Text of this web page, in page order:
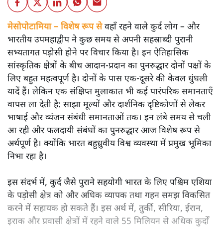
मेसोपोटामिया – विशेष रूप सेवहाँ रहने वाले कुर्द लोग – और
भारतीय उपमहाद्वीप ने कुछ समय से अपनी सहस्राब्दी पुरानी
सभ्यतागत पड़ोसी होने पर विचार किया है। इन ऐतिहासिक
सांस्कृतिक क्षेत्रों के बीच आदान-प्रदान का पुनरुद्धार दोनों पक्षों के
लिए बहुत महत्वपूर्ण है। दोनों के पास एक-दूसरे की केवल धुंधली
यादें हैं। लेकिन एक संक्षिप्त मुलाकात भी कई पारंपरिक समानताएँ
वापस ला देती है: साझा मूल्यों और दार्शनिक दृष्टिकोणों से लेकर
भाषाई और व्यंजन संबंधी समानताओं तक। इन लंबे समय से चली
आ रही और फलदायी संबंधों का पुनरुद्धार आज विशेष रूप से
अर्थपूर्ण है। क्योंकि भारत बहुध्रुवीय विश्व व्यवस्था में प्रमुख भूमिका
निभा रहा है।
इस संदर्भ में, कुर्द जैसे पुराने सहयोगी भारत के लिए पश्चिम एशिया
के पड़ोसी क्षेत्र को और अधिक व्यापक तथा गहन समझ विकसित
करने में सहायक हो सकते हैं। इस अर्थ में, तुर्की, सीरिया, ईरान,
इराक और प्रवासी क्षेत्रों में रहने वाले 55 मिलियन से अधिक कुर्दों